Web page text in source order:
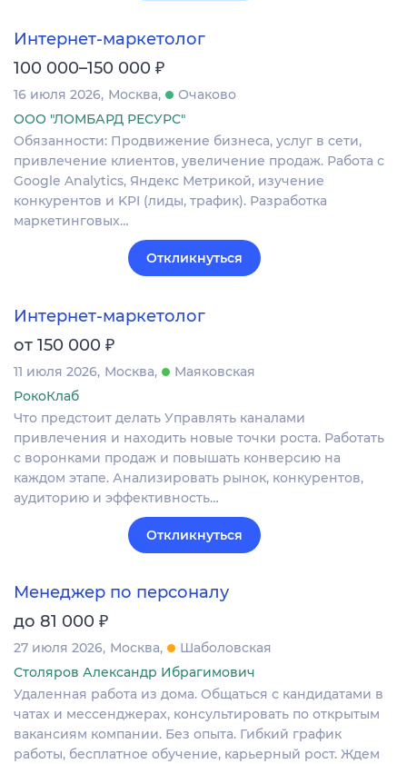
Интернет-маркетолог
100 000–150 000 ₽
16 июля 2026 Москва
Очаково
ООО "ЛОМБАРД РЕСУРС"
Обязанности: Продвижение бизнеса, услуг в сети,
привлечение клиентов, увеличение продаж. Работа с
Google Analytics, Яндекс Метрикой, изучение
конкурентов и KPI (лиды, трафик). Разработка
маркетинговых…
Откликнуться
Интернет-маркетолог
от 150 000 ₽
11 июля 2026 Москва
Маяковская
РокоКлаб
Что предстоит делать Управлять каналами
привлечения и находить новые точки роста. Работать
с воронками продаж и повышать конверсию на
каждом этапе. Анализировать рынок, конкурентов,
аудиторию и эффективность…
Откликнуться
Менеджер по персоналу
до 81 000 ₽
27 июля 2026 Москва
Шаболовская
Столяров Александр Ибрагимович
Удаленная работа из дома. Общаться с кандидатами в
чатах и мессенджерах, консультировать по открытым
вакансиям компании. Без опыта. Гибкий график
работы, бесплатное обучение, карьерный рост. Ждем